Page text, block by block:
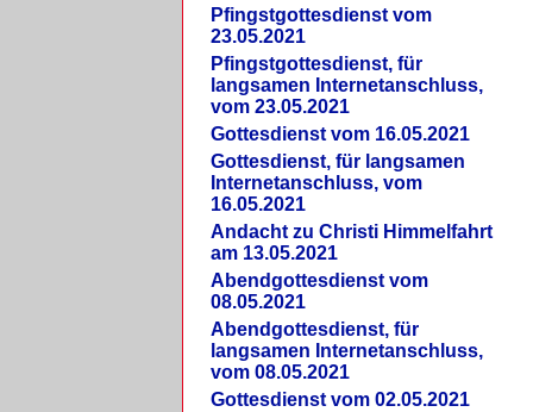
Pfingstgottesdienst vom
23.05.2021
Pfingstgottesdienst, für
langsamen Internetanschluss,
vom 23.05.2021
Gottesdienst vom 16.05.2021
Gottesdienst, für langsamen
Internetanschluss, vom
16.05.2021
Andacht zu Christi Himmelfahrt
am 13.05.2021
Abendgottesdienst vom
08.05.2021
Abendgottesdienst, für
langsamen Internetanschluss,
vom 08.05.2021
Gottesdienst vom 02.05.2021